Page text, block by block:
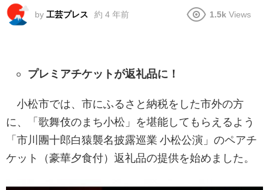
by 工芸プレス 約 4 年前 1.5k Views
プレミアチケットが返礼品に！
小松市では、市にふるさと納税をした市外の方
に、「歌舞伎のまち小松」を堪能してもらえるよう
「市川團十郎白猿襲名披露巡業 小松公演」のペアチ
ケット（豪華夕食付）返礼品の提供を始めました。